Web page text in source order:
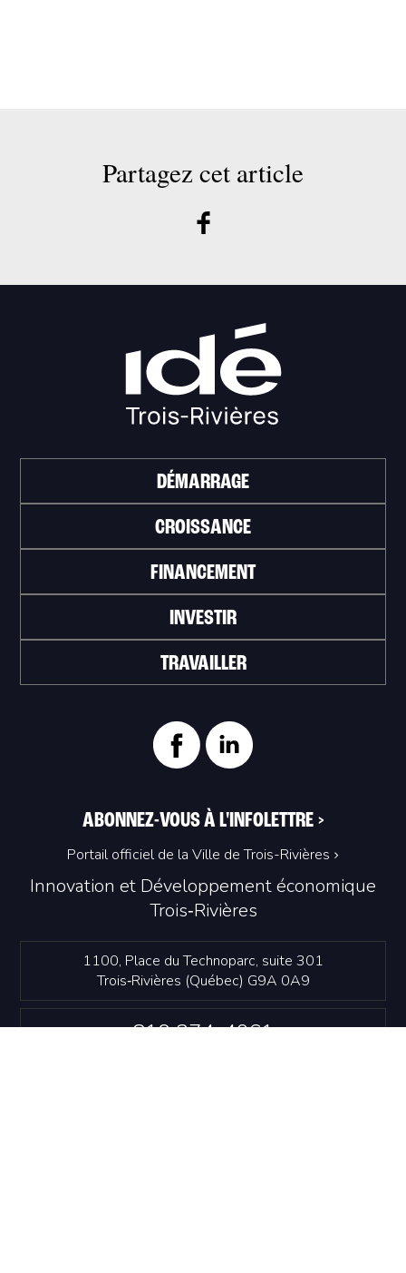
Partagez cet article
Innovation et Développement économique
Trois‑Rivières
1100, Place du Technoparc, suite 301
Trois‑Rivières (Québec) G9A 0A9
819 374-4061
DÉMARRAGE
CROISSANCE
FINANCEMENT
INVESTIR
TRAVAILLER
ABONNEZ-VOUS À L'INFOLETTRE >
Portail officiel de la Ville de Trois-Rivières